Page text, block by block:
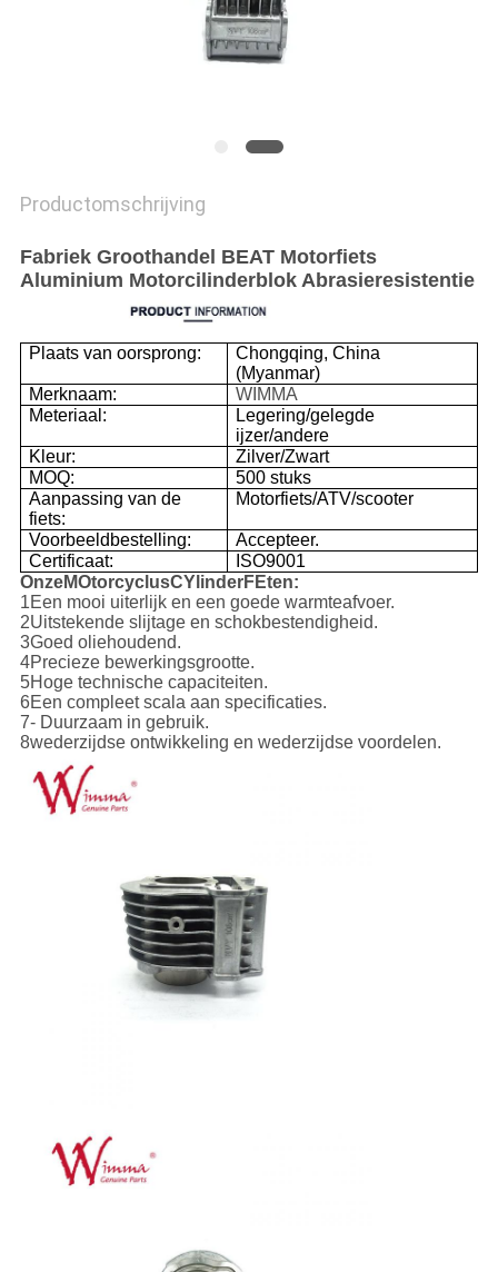
Productomschrijving
Fabriek Groothandel BEAT Motorfiets
Aluminium Motorcilinderblok Abrasieresistentie
Plaats van oorsprong:
Chongqing, China
(Myanmar)
Merknaam:
WIMMA
Meteriaal:
Legering/gelegde
ijzer/andere
Kleur:
Zilver/Zwart
MOQ:
500 stuks
Aanpassing van de
fiets:
Motorfiets/ATV/scooter
Voorbeeldbestelling:
Accepteer.
Certificaat:
ISO9001
OnzeMOtorcyclusCYlinderFEten:
1Een mooi uiterlijk en een goede warmteafvoer.
2Uitstekende slijtage en schokbestendigheid.
3Goed oliehoudend.
4Precieze bewerkingsgrootte.
5Hoge technische capaciteiten.
6Een compleet scala aan specificaties.
7- Duurzaam in gebruik.
8wederzijdse ontwikkeling en wederzijdse voordelen.